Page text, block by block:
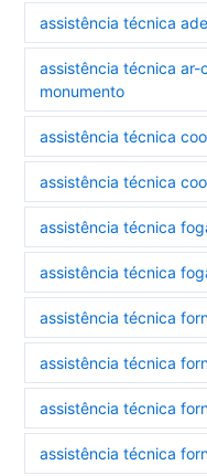
assistência técnica
assistência técnica
monumento
assistência técnica
assistência técnica
assistência técnica
assistência técnica
assistência técnica
assistência técnica
assistência técnica
assistência técnica